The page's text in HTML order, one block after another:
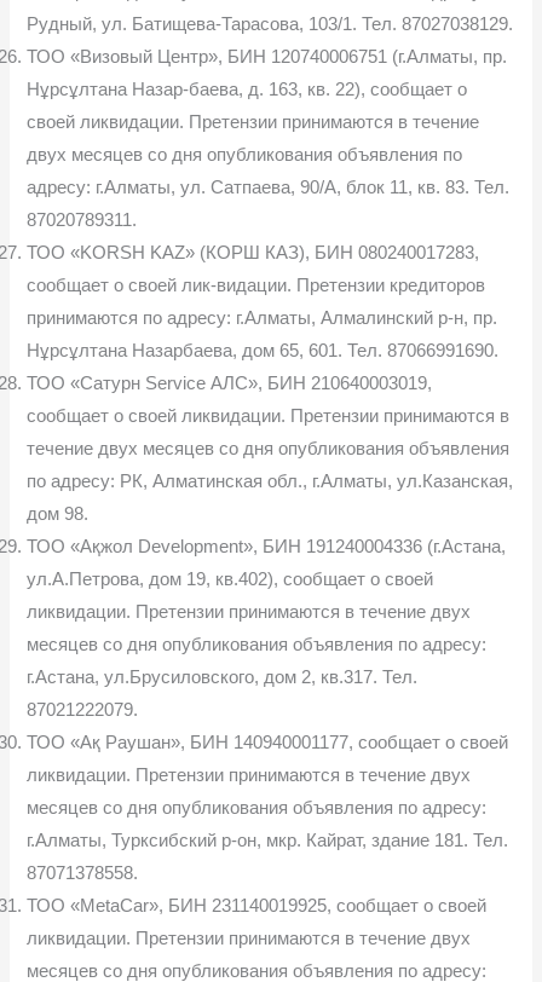
Рудный, ул. Батищева-Тарасова, 103/1. Тел. 87027038129.
ТОО «Визовый Центр», БИН 120740006751 (г.Алматы, пр.
Нұрсұлтана Назар-баева, д. 163, кв. 22), сообщает о
своей ликвидации. Претензии принимаются в течение
двух месяцев со дня опубликования объявления по
адресу: г.Алматы, ул. Сатпаева, 90/А, блок 11, кв. 83. Тел.
87020789311.
ТОО «KORSH KAZ» (КОРШ КАЗ), БИН 080240017283,
сообщает о своей лик-видации. Претензии кредиторов
принимаются по адресу: г.Алматы, Алмалинский р-н, пр.
Нұрсұлтана Назарбаева, дом 65, 601. Тел. 87066991690.
ТОО «Сатурн Service АЛС», БИН 210640003019,
сообщает о своей ликвидации. Претензии принимаются в
течение двух месяцев со дня опубликования объявления
по адресу: РК, Алматинская обл., г.Алматы, ул.Казанская,
дом 98.
ТОО «Ақжол Development», БИН 191240004336 (г.Астана,
ул.А.Петрова, дом 19, кв.402), сообщает о своей
ликвидации. Претензии принимаются в течение двух
месяцев со дня опубликования объявления по адресу:
г.Астана, ул.Брусиловского, дом 2, кв.317. Тел.
87021222079.
ТОО «Ақ Раушан», БИН 140940001177, сообщает о своей
ликвидации. Претензии принимаются в течение двух
месяцев со дня опубликования объявления по адресу:
г.Алматы, Турксибский р-он, мкр. Кайрат, здание 181. Тел.
87071378558.
ТОО «MetaCar», БИН 231140019925, сообщает о своей
ликвидации. Претензии принимаются в течение двух
месяцев со дня опубликования объявления по адресу: